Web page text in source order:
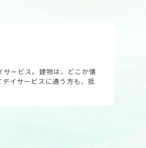
ービス。建物は、どこか懐
イサービスに通う方も、抵